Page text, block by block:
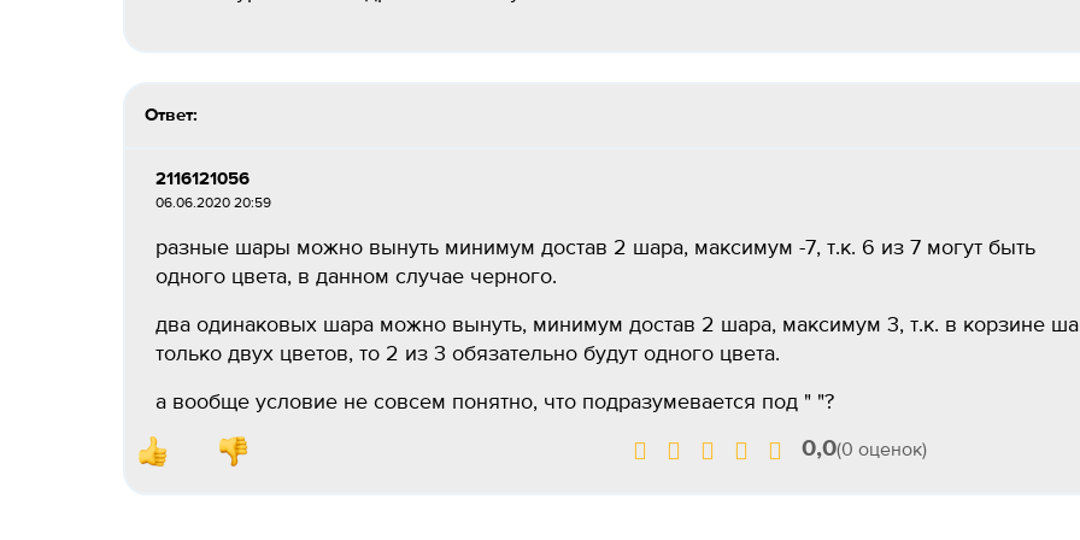
Ответ:
2116121056
06.06.2020 20:59
разные шары можно вынуть минимум достав 2 шара, максимум -7, т.к. 6 из 7 могут быть
одного цвета, в данном случае черного.
два одинаковых шара можно вынуть, минимум достав 2 шара, максимум 3, т.к. в корзине
только двух цветов, то 2 из 3 обязательно будут одного цвета.
а вообще условие не совсем понятно, что подразумевается под " "?
0,0(0 оценок)